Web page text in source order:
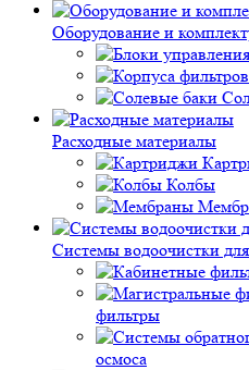
Оборудование и
Расходные материалы
Колбы
Системы водоочистки
фильтры
осмоса